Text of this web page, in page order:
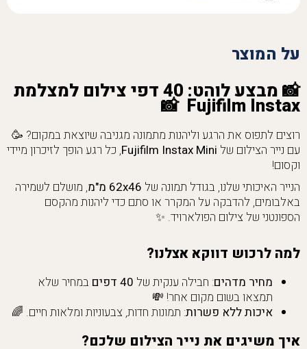
על המוצר
📸 מבצע לוהט: 40 דפי צילום למצלמת
Fujifilm Instax 📸
רוצים לתפוס את הרגע וליהנות מתמונה מגניבה שיוצאת במקום? 🥳
עם נייר הצילום של Fujifilm Instax Mini, כל רגע הופך לזיכרון מיידי
וקסום!
הנייר האיכותי שלנו, בגודל תמונה של 62x46 מ"מ
, מושלם לשמירה
באלבומים, להדבקה על המקרר או סתם כדי ליהנות מהקסם
הספונטני של צילום הפולארויד. ✨
למה לרכוש דווקא אצלנו?
מחיר מדהים: חבילה ענקית של 40 דפים
במחיר שלא
תמצאו בשום מקום אחר! 💸
איכות ללא פשרות: תמונות חדות, צבעוניות ומלאות חיים. 🌈
איך משיגים את נייר הצילום שלכם?